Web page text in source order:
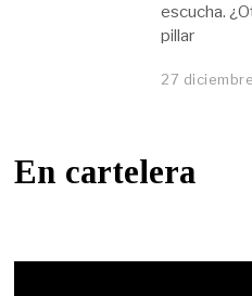
escucha.
pillar
27
En cartelera